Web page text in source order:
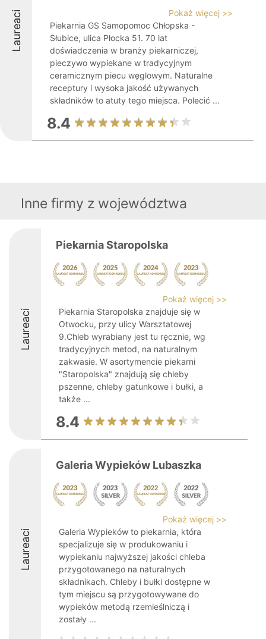
Laureaci
Pokaż więcej >>
Piekarnia GS Samopomoc Chłopska -
Słubice, ulica Płocka 51. 70 lat
doświadczenia w branży piekarniczej,
pieczywo wypiekane w tradycyjnym
ceramicznym piecu węglowym. Naturalne
receptury i wysoka jakość używanych
składników to atuty tego miejsca. Polecić ...
8.4
Inne firmy z województwa
Laureaci
Piekarnia Staropolska
Pokaż więcej >>
Piekarnia Staropolska znajduje się w
Otwocku, przy ulicy Warsztatowej
9.Chleb wyrabiany jest tu ręcznie, wg
tradycyjnych metod, na naturalnym
zakwasie. W asortymencie piekarni
"Staropolska" znajdują się chleby
pszenne, chleby gatunkowe i bułki, a
także ...
8.4
Laureaci
Galeria Wypieków Lubaszka
Pokaż więcej >>
Galeria Wypieków to piekarnia, która
specjalizuje się w produkowaniu i
wypiekaniu najwyższej jakości chleba
przygotowanego na naturalnych
składnikach. Chleby i bułki dostępne w
tym miejscu są przygotowywane do
wypieków metodą rzemieślniczą i
zostały ...